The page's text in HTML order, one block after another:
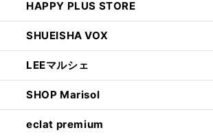
HAPPY PLUS STORE
SHUEISHA VOX
LEEマルシェ
SHOP Marisol
eclat premium